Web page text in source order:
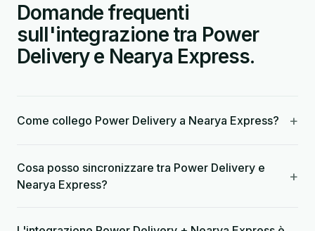
Domande frequenti
sull'integrazione tra Power
Delivery e Nearya Express.
Come collego Power Delivery a Nearya Express? +
Cosa posso sincronizzare tra Power Delivery e
Nearya Express?
+